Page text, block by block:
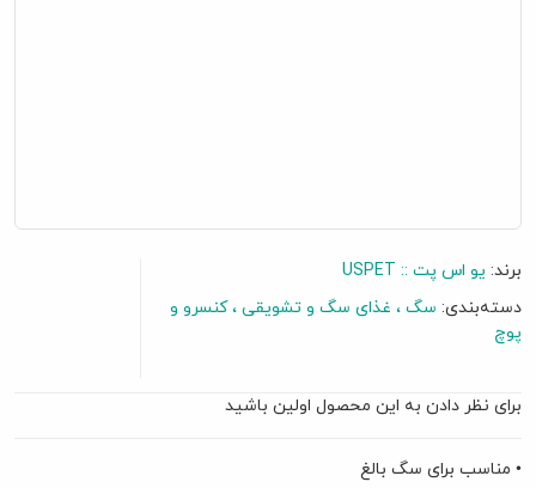
برند: یو اس پت :: USPET
دسته‌بندی: سگ غذای سگ و تشویقی
کنسرو و
پوچ
برای نظر دادن به این محصول اولین باشید
• مناسب برای سگ بالغ